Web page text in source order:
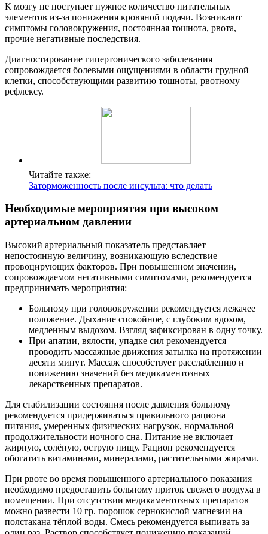
К мозгу не поступает нужное количество питательных
элементов из-за понижения кровяной подачи. Возникают
симптомы головокружения, постоянная тошнота, рвота,
прочие негативные последствия.
Диагностирование гипертонического заболевания
сопровождается болевыми ощущениями в области грудной
клетки, способствующими развитию тошноты, рвотному
рефлексу.
Читайте также:
Заторможенность после инсульта: что делать
Необходимые мероприятия при высоком
артериальном давлении
Высокий артериальный показатель представляет
непостоянную величину, возникающую вследствие
провоцирующих факторов. При повышенном значении,
сопровождаемом негативными симптомами, рекомендуется
предпринимать мероприятия:
Больному при головокружении рекомендуется лежачее
положение. Дыхание спокойное, с глубоким вдохом,
медленным выдохом. Взгляд зафиксирован в одну точку.
При апатии, вялости, упадке сил рекомендуется
проводить массажные движения затылка на протяжении
десяти минут. Массаж способствует расслаблению и
понижению значений без медикаментозных
лекарственных препаратов.
Для стабилизации состояния после давления больному
рекомендуется придерживаться правильного рациона
питания, умеренных физических нагрузок, нормальной
продолжительности ночного сна. Питание не включает
жирную, солёную, острую пищу. Рацион рекомендуется
обогатить витаминами, минералами, растительными жирами.
При рвоте во время повышенного артериального показания
необходимо предоставить больному приток свежего воздуха в
помещении. При отсутствии медикаментозных препаратов
можно развести 10 гр. порошок сернокислой магнезии на
полстакана тёплой воды. Смесь рекомендуется выпивать за